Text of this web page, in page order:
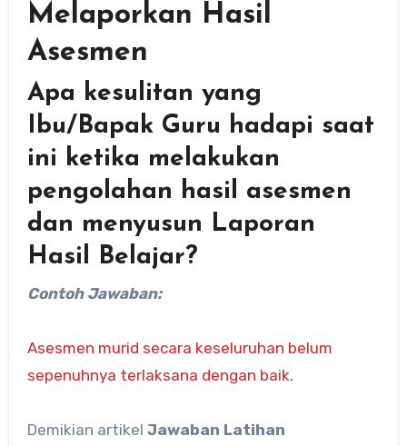
Melaporkan Hasil
Asesmen
Apa kesulitan yang
Ibu/Bapak Guru hadapi saat
ini ketika melakukan
pengolahan hasil asesmen
dan menyusun Laporan
Hasil Belajar?
Contoh Jawaban:
Asesmen murid secara keseluruhan belum
sepenuhnya terlaksana dengan baik.
Demikian artikel Jawaban Latihan